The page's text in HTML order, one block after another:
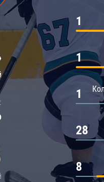
Драконы
1
1
1
28
8